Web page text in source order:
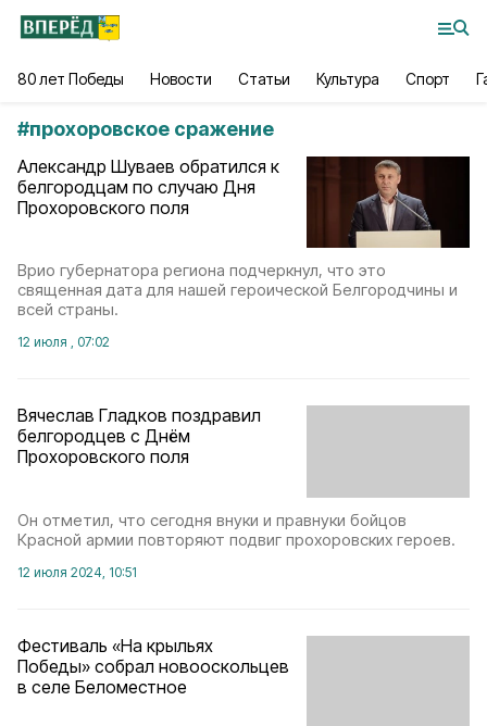
80 лет Победы Новости Статьи Культура Спорт
#прохоровское сражение
Александр Шуваев обратился к
белгородцам по случаю Дня
Прохоровского поля
Врио губернатора региона подчеркнул, что это
священная дата для нашей героической Белгородчины и
всей страны.
12 июля , 07:02
Вячеслав Гладков поздравил
белгородцев с Днём
Прохоровского поля
Он отметил, что сегодня внуки и правнуки бойцов
Красной армии повторяют подвиг прохоровских героев.
12 июля 2024, 10:51
Фестиваль «На крыльях
Победы» собрал новооскольцев
в селе Беломестное